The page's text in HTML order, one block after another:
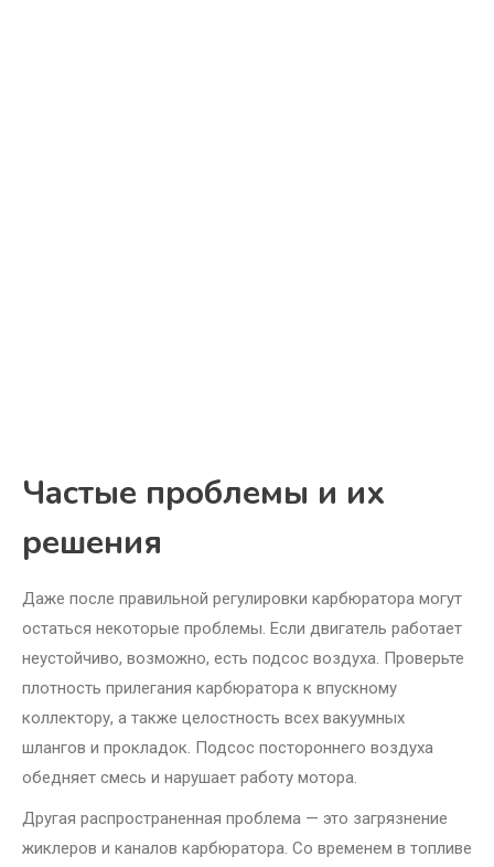
Частые проблемы и их
решения
Даже после правильной регулировки карбюратора могут
остаться некоторые проблемы. Если двигатель работает
неустойчиво, возможно, есть подсос воздуха. Проверьте
плотность прилегания карбюратора к впускному
коллектору, а также целостность всех вакуумных
шлангов и прокладок. Подсос постороннего воздуха
обедняет смесь и нарушает работу мотора.
Другая распространенная проблема — это загрязнение
жиклеров и каналов карбюратора. Со временем в топливе